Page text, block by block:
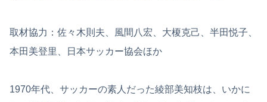
取材協力：佐々木則夫、風間八宏、大榎克己、半田悦子、
本田美登里、日本サッカー協会ほか
1970年代、サッカーの素人だった綾部美知枝は、いかに